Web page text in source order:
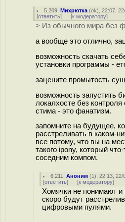
5.209 ,Михрютка (ok), 22:07,
[ответить] [к модератору]
> Из обычного мира без
а вообще это отлично,
возможность скачать
установки программы -
зацените промытость
возможность запустить
локалхосте без
стима - это фанатизм.
запомните на будущее,
расстреливать в каком-
все потому, что вы на
такого ipony, который
соседним компом.
6.211 ,Аноним (1), 22:13, 22/
[ответить] [к модератору]
Хомячки не понимают и
скоро будут
цифровыми пулями.